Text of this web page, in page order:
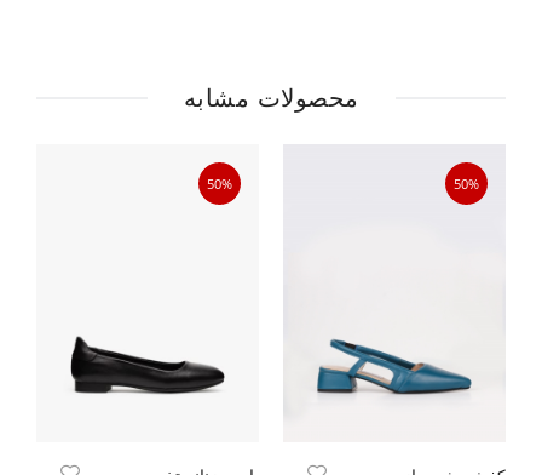
محصولات مشابه
50%
50%